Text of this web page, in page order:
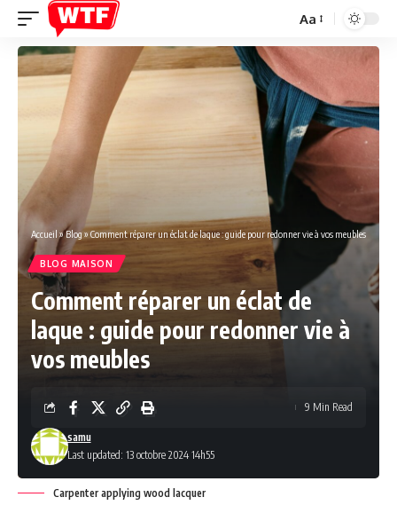
Font
Resizer
Aa
Accueil »Blog »Comment réparer un éclat de laque : guide pour redonner vie à vos meubles
BLOG MAISON
Comment réparer un éclat de
laque : guide pour redonner vie à
vos meubles
Last updated: 13 octobre 2024 14h55
samu
9 Min Read
Carpenter applying wood lacquer